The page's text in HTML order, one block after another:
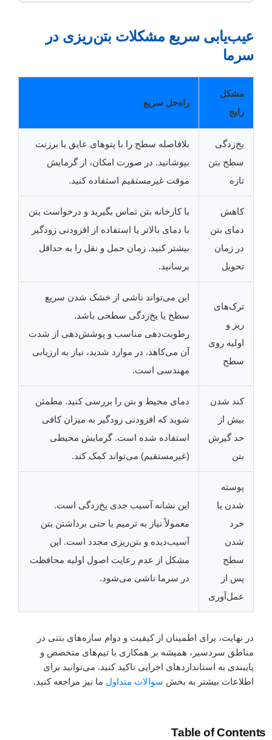
عیب‌یابی سریع مشکلات بتن‌ریزی در
سرما
مشکل
رایج
راه‌حل سریع
یخ‌زدگی
سطح بتن
تازه
بلافاصله سطح را با پتوهای عایق یا برزنت
بپوشانید. در صورت امکان، از گرمایش
موقت غیرمستقیم استفاده کنید.
کاهش
دمای بتن
در زمان
تحویل
با کارخانه بتن تماس بگیرید و درخواست بتن
با دمای بالاتر یا استفاده از افزودنی زودگیر
بیشتر کنید. زمان حمل و نقل را به حداقل
برسانید.
ترک‌های
ریز و
اولیه روی
سطح
این می‌تواند ناشی از خشک شدن سریع
سطح یا یخ‌زدگی سطحی باشد.
رطوبت‌دهی مناسب و پوشش‌دهی از شدت
آن می‌کاهد. در موارد شدید، نیاز به ارزیابی
مهندسی است.
کند شدن
بیش از
حد گیرش
بتن
دمای محیط و بتن را بررسی کنید. مطمئن
شوید که افزودنی زودگیر به میزان کافی
استفاده شده است. گرمایش محیطی
(غیرمستقیم) می‌تواند کمک کند.
پوسته
شدن یا
خرد
شدن
سطح
پس از
عمل‌آوری
این نشانه آسیب جدی یخ‌زدگی است.
معمولاً نیاز به ترمیم یا حتی برداشتن بتن
آسیب‌دیده و بتن‌ریزی مجدد است. این
مشکل از عدم رعایت اصول اولیه محافظت
در سرما ناشی می‌شود.
در نهایت، برای اطمینان از کیفیت و دوام سازه‌های بتنی در
مناطق سردسیر، همیشه بر همکاری با تیم‌های متخصص و
پایبندی به استانداردهای اجرایی تاکید کنید. می‌توانید برای
اطلاعات بیشتر به بخش سوالات متداول ما نیز مراجعه کنید.
Table of Contents